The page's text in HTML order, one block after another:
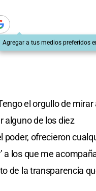
Agregar a tus medios preferidos
el orgullo de mirar
alguno de los diez
poder, ofrecieron
a los que me
de la transparencia